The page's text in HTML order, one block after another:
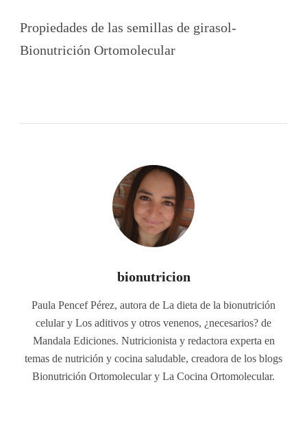
Propiedades de las semillas de girasol-
Bionutrición Ortomolecular
bionutricion
Paula Pencef Pérez, autora de La dieta de la bionutrición
celular y Los aditivos y otros venenos, ¿necesarios? de
Mandala Ediciones. Nutricionista y redactora experta en
temas de nutrición y cocina saludable, creadora de los blogs
Bionutrición Ortomolecular y La Cocina Ortomolecular.